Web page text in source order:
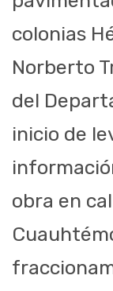
colonias
Norberto
del
inicio de
obra en